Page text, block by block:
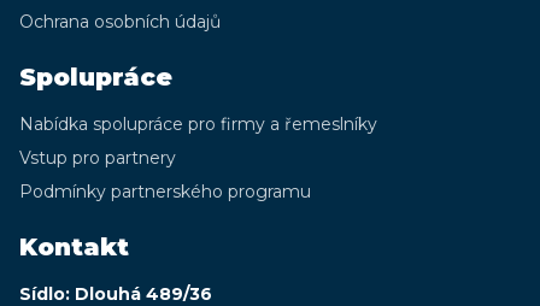
Ochrana osobních údajů
Spolupráce
Nabídka spolupráce pro firmy a řemeslníky
Vstup pro partnery
Podmínky partnerského programu
Kontakt
Sídlo: Dlouhá 489/36